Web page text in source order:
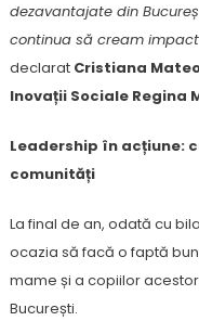
dezavantajate din
continua să cream
declarat Cristiana
Inovații Sociale Regina
Leadership în acțiune:
comunități
La final de an, odată cu
ocazia să facă o faptă
mame și a copiilor
București.